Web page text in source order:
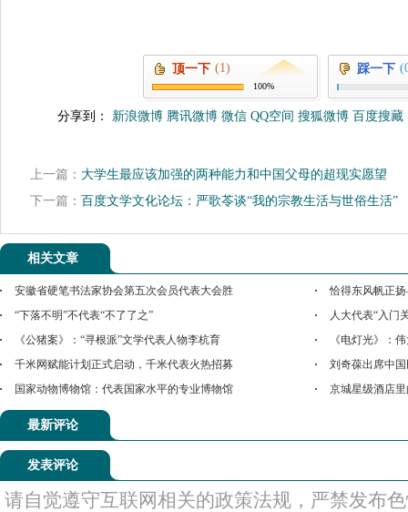
顶一下 (1)
100%
踩一下
分享到： 新浪微博 腾讯微博 微信 QQ空间 搜狐微博 百度搜藏
上一篇： 大学生最应该加强的两种能力和中国父母的超现实愿望
下一篇： 百度文学文化论坛：严歌苓谈“我的宗教生活与世俗生活”
相关文章
安徽省硬笔书法家协会第五次会员代表大会胜
恰得东风帆正
“下落不明”不代表“不了了之”
人大代表“入门
《公猪案》：“寻根派”文学代表人物李杭育
《电灯光》：
千米网赋能计划正式启动，千米代表火热招募
刘奇葆出席中
国家动物博物馆：代表国家水平的专业博物馆
京城星级酒店里
最新评论
发表评论
请自觉遵守互联网相关的政策法规，严禁发布